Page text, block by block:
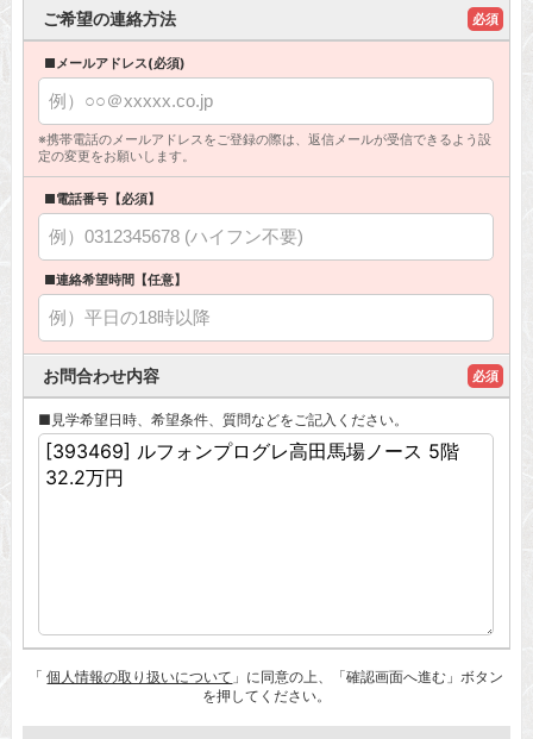
ご希望の連絡方法 必須
■メールアドレス(必須)
※携帯電話のメールアドレスをご登録の際は、返信メールが受信できるよう設
定の変更をお願いします。
■電話番号【必須】
■連絡希望時間【任意】
お問合わせ内容 必須
■見学希望日時、希望条件、質問などをご記入ください。
「個人情報の取り扱いについて 」に同意の上、「確認画面へ進む」ボタン
を押してください。